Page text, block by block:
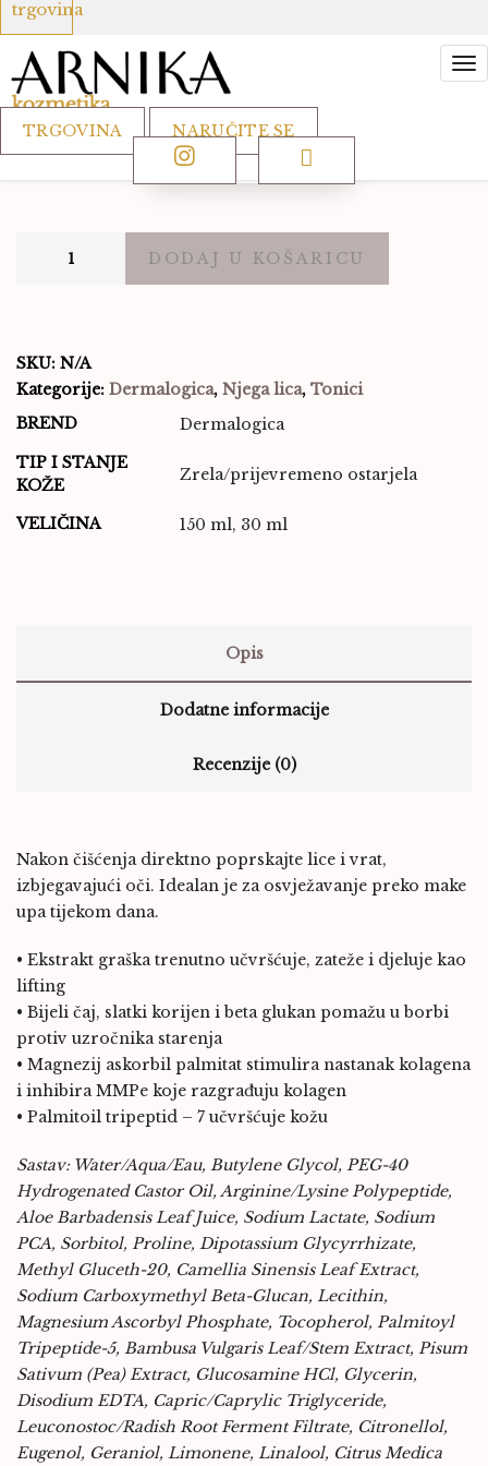
trgovina
TRGOVINA NARUČITE SE
poboljšava teksturu kože, bori se protiv slobodnih
radikala koji je oštećuju. Intenzivno hidratizira suhu i
dehidriranu kožu. Ne sadrži umjetne mirise i boje.
VELIČINA
Hydramist
DODAJ U KOŠARICU
SKU: N/A
Kategorije: Dermalogica, Njega lica, Tonici
BREND
Dermalogica
TIP I STANJE
KOŽE
Zrela/prijevremeno ostarjela
VELIČINA 150 ml, 30 ml
Opis
Dodatne informacije
Recenzije (0)
Nakon čišćenja direktno poprskajte lice i vrat,
izbjegavajući oči. Idealan je za osvježavanje preko make
upa tijekom dana.
• Ekstrakt graška trenutno učvršćuje, zateže i djeluje kao
lifting
• Bijeli čaj, slatki korijen i beta glukan pomažu u borbi
protiv uzročnika starenja
• Magnezij askorbil palmitat stimulira nastanak kolagena
i inhibira MMPe koje razgrađuju kolagen
• Palmitoil tripeptid – 7 učvršćuje kožu
Sastav: Water/Aqua/Eau, Butylene Glycol, PEG-40
Hydrogenated Castor Oil, Arginine/Lysine Polypeptide,
Aloe Barbadensis Leaf Juice, Sodium Lactate, Sodium
PCA, Sorbitol, Proline, Dipotassium Glycyrrhizate,
Methyl Gluceth-20, Camellia Sinensis Leaf Extract,
Sodium Carboxymethyl Beta-Glucan, Lecithin,
Magnesium Ascorbyl Phosphate, Tocopherol, Palmitoyl
Tripeptide-5, Bambusa Vulgaris Leaf/Stem Extract, Pisum
Sativum (Pea) Extract, Glucosamine HCl, Glycerin,
Disodium EDTA, Capric/Caprylic Triglyceride,
Leuconostoc/Radish Root Ferment Filtrate, Citronellol,
Eugenol, Geraniol, Limonene, Linalool, Citrus Medica